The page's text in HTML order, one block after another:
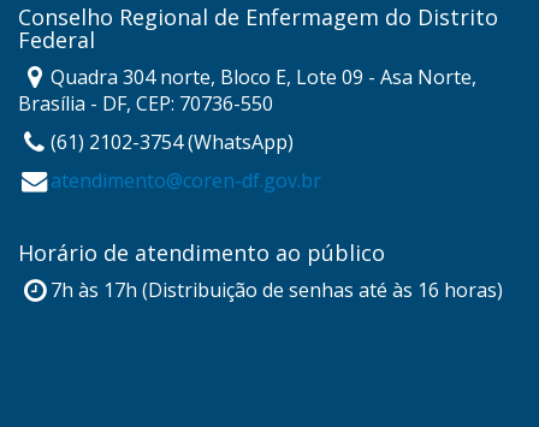
Conselho Regional de Enfermagem do Distrito
Federal
Quadra 304 norte, Bloco E, Lote 09 - Asa Norte,
Brasília - DF, CEP: 70736-550
(61) 2102-3754 (WhatsApp)
atendimento@coren-df.gov.br
Horário de atendimento ao público
7h às 17h (Distribuição de senhas até às 16 horas)